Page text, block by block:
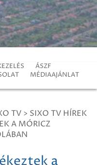
ÁSZF
MÉDIAAJÁNLAT
TV > SIXO TV HÍREK
A MÓRICZ
a